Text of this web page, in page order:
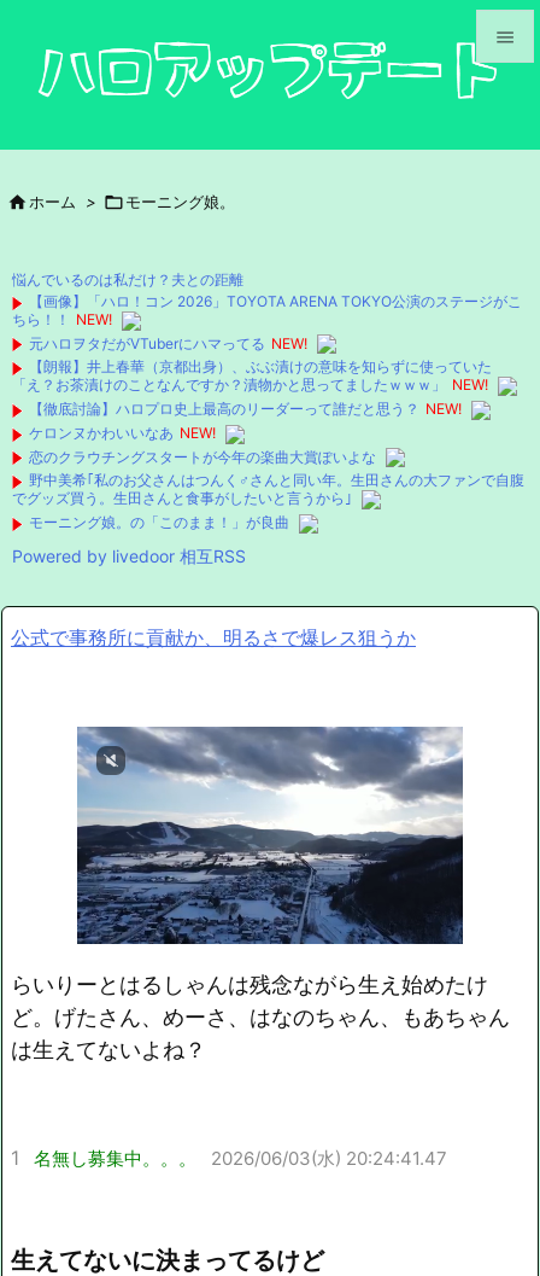



次へ
 ホーム > モーニング娘。
悩んでいるのは私だけ？夫との距離
【画像】「ハロ！コン 2026」TOYOTA ARENA TOKYO公演のステージがこ
ちら！！
NEW!
元ハロヲタだがVTuberにハマってる NEW!
【朗報】井上春華（京都出身）、ぶぶ漬けの意味を知らずに使っていた
「え？お茶漬けのことなんですか？漬物かと思ってましたｗｗｗ」
NEW!
【徹底討論】ハロプロ史上最高のリーダーって誰だと思う？ NEW!
ケロンヌかわいいなあ NEW!
恋のクラウチングスタートが今年の楽曲大賞ぽいよな
野中美希｢私のお父さんはつんく♂さんと同い年。生田さんの大ファンで自腹
でグッズ買う。生田さんと食事がしたいと言うから｣
モーニング娘。の「このまま！」が良曲
Powered by livedoor 相互RSS
公式で事務所に貢献か、明るさで爆レス狙うか
らいりーとはるしゃんは残念ながら生え始めたけ
ど。げたさん、めーさ、はなのちゃん、もあちゃん
は生えてないよね？
1 名無し募集中。。。 2026/06/03(水) 20:24:41.47
生えてないに決まってるけど